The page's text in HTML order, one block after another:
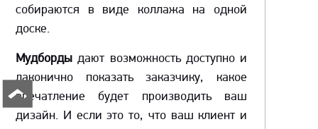
собираются в виде коллажа на одной
доске.
Мудборды дают возможность доступно и
лаконично показать заказчику, какое
впечатление будет производить ваш
дизайн. И если это то, что ваш клиент и